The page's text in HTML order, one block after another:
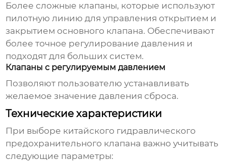
Более сложные клапаны, которые используют
пилотную линию для управления открытием и
закрытием основного клапана. Обеспечивают
более точное регулирование давления и
подходят для больших систем.
Клапаны с регулируемым давлением
Позволяют пользователю устанавливать
желаемое значение давления сброса.
Технические характеристики
При выборе китайского гидравлического
предохранительного клапана важно учитывать
следующие параметры: